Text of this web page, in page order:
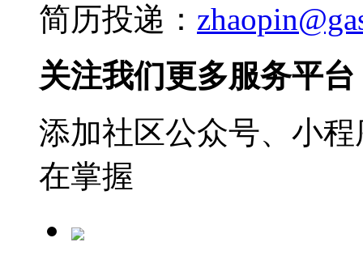
简历投递：
关注我们更多服务平台
添加社区公众号、小
在掌握